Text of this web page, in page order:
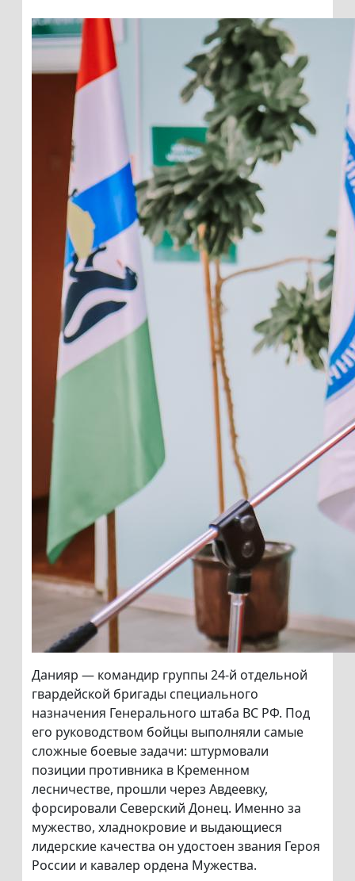
Данияр — командир группы 24-й отдельной
гвардейской бригады специального
назначения Генерального штаба ВС РФ. Под
его руководством бойцы выполняли самые
сложные боевые задачи: штурмовали
позиции противника в Кременном
лесничестве, прошли через Авдеевку,
форсировали Северский Донец. Именно за
мужество, хладнокровие и выдающиеся
лидерские качества он удостоен звания Героя
России и кавалер ордена Мужества.